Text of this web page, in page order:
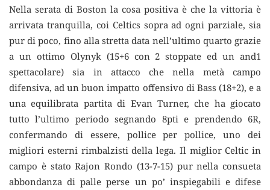
Nella serata di Boston la cosa positiva è che la vittoria è
arrivata tranquilla, coi Celtics sopra ad ogni parziale, sia
pur di poco, fino alla stretta data nell’ultimo quarto grazie
a un ottimo Olynyk (15+6 con 2 stoppate ed un and1
spettacolare) sia in attacco che nella metà campo
difensiva, ad un buon impatto offensivo di Bass (18+2), e a
una equilibrata partita di Evan Turner, che ha giocato
tutto l’ultimo periodo segnando 8pti e prendendo 6R,
confermando di essere, pollice per pollice, uno dei
migliori esterni rimbalzisti della lega. Il miglior Celtic in
campo è stato Rajon Rondo (13-7-15) pur nella consueta
abbondanza di palle perse un po’ inspiegabili e difese